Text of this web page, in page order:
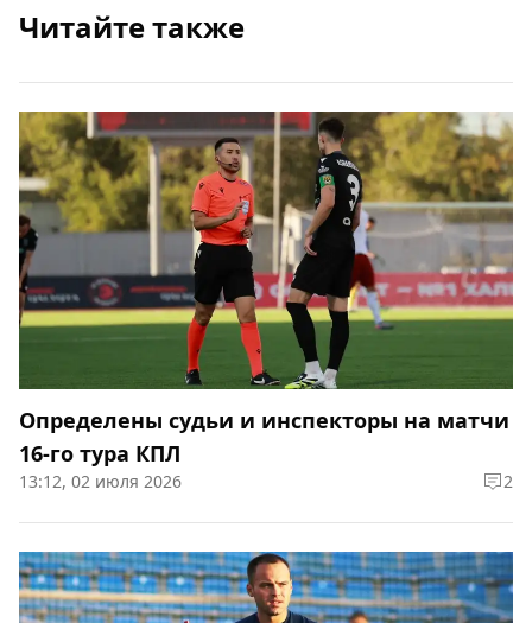
Читайте также
Определены судьи и инспекторы на матчи
16-го тура КПЛ
13:12, 02 июля 2026 2